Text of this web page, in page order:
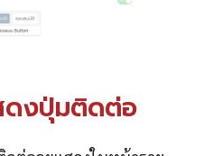
ดงปุ่มติดต่อ